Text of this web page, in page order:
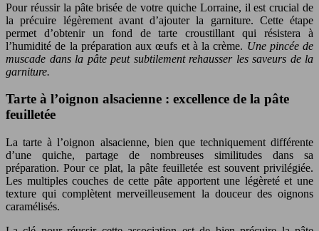
Pour réussir la pâte brisée de votre quiche Lorraine, il est crucial de
la précuire légèrement avant d’ajouter la garniture. Cette étape
permet d’obtenir un fond de tarte croustillant qui résistera à
l’humidité de la préparation aux œufs et à la crème. Une pincée de
muscade dans la pâte peut subtilement rehausser les saveurs de la
garniture.
Tarte à l’oignon alsacienne : excellence de la pâte
feuilletée
La tarte à l’oignon alsacienne, bien que techniquement différente
d’une quiche, partage de nombreuses similitudes dans sa
préparation. Pour ce plat, la pâte feuilletée est souvent privilégiée.
Les multiples couches de cette pâte apportent une légèreté et une
texture qui complètent merveilleusement la douceur des oignons
caramélisés.